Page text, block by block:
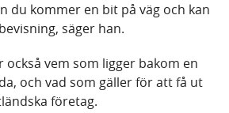
du kommer en bit på väg och kan
säger han.
också vem som ligger bakom en
och vad som gäller för att få ut
företag.